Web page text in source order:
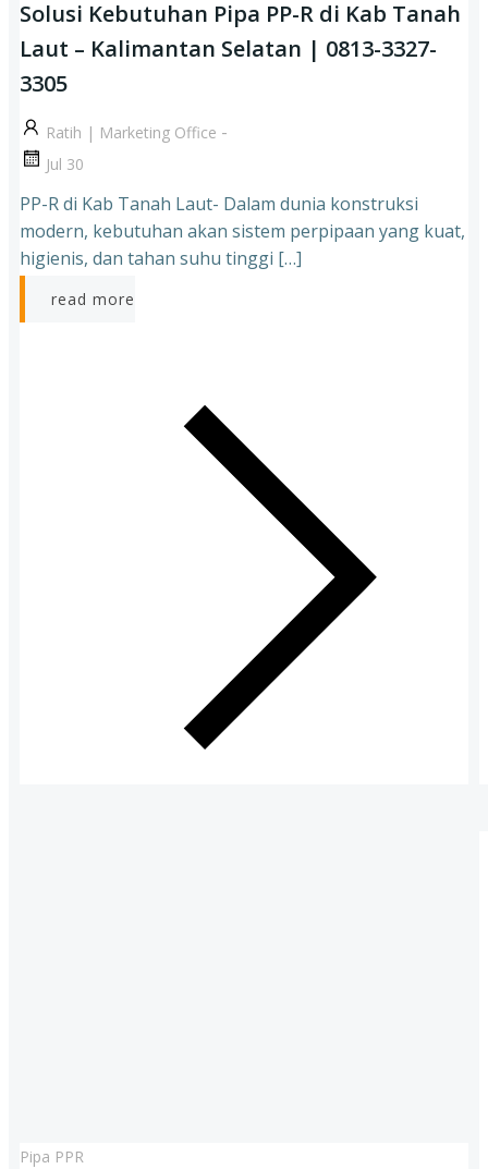
Solusi Kebutuhan Pipa PP-R di Kab Tanah
Laut – Kalimantan Selatan | 0813-3327-
3305
Ratih | Marketing Office -
Jul 30
PP-R di Kab Tanah Laut- Dalam dunia konstruksi
modern, kebutuhan akan sistem perpipaan yang kuat,
higienis, dan tahan suhu tinggi […]
read more
Pipa PPR